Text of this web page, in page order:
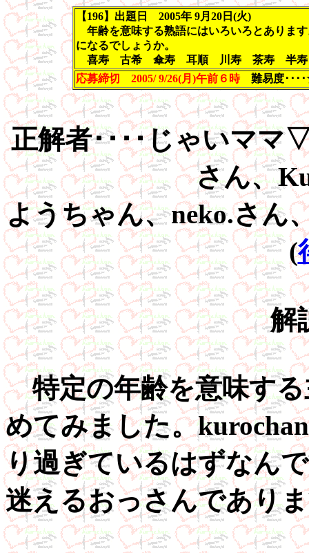
【196】出題日 2005年 9月20日(火)
年齢を意味する熟語にはいろいろとありま
になるでしょうか。
喜寿 古希 傘寿 耳順 川寿 茶寿 半寿
応募締切 2005/ 9/26(月)午前６時 難易度･･
正解者････じゃいマ
さん、
ようちゃん、neko.さ
(
解
特定の年齢を意味する
めてみました。
り過ぎているはずなん
迷えるおっさんであり